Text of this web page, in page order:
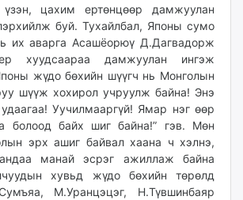
үзэн, цахим ертөнцөөр дамжуулан
буй. Тухайлбал, Японы сумо
их аварга Асашёорюү Д.Дагвадорж
хуудсаараа дамжуулан ингэж
жүдо бөхийн шүүгч нь Монголын
шүүж хохирол учруулж байна! Энэ
Уучилмааргүй! Ямар нэг өөр
болоод байх шиг байна!” гэв. Мөн
эрх ашиг байвал хаана ч хэлнэ,
манай эсрэг ажиллаж байна
хувьд жүдо бөхийн төрөлд
М.Уранцэцэг, Н.Түвшинбаяр